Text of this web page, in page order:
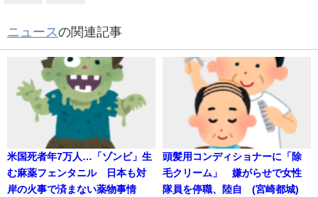
ニュースの関連記事
米国死者年7万人…「ゾンビ」生
む麻薬フェンタニル 日本も対
岸の火事で済まない薬物事情
頭髪用コンディショナーに「除
毛クリーム」 嫌がらせで女性
隊員を停職、陸自 (宮崎都城)